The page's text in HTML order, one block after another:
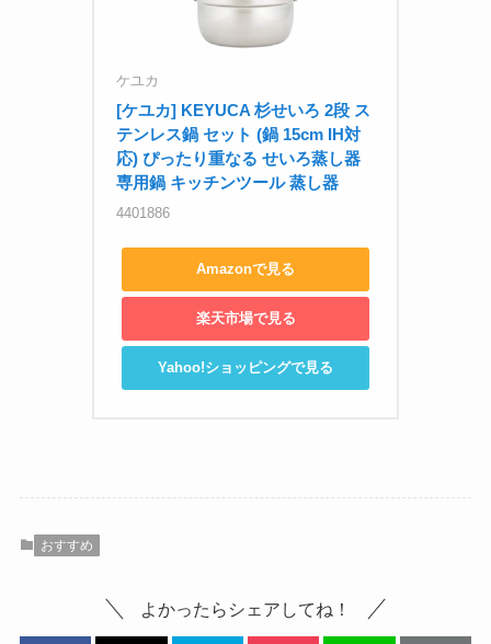
ケユカ
[ケユカ] KEYUCA 杉せいろ 2段 ス
テンレス鍋 セット (鍋 15cm IH対
応) ぴったり重なる せいろ蒸し器
専用鍋 キッチンツール 蒸し器
4401886
Amazonで見る
楽天市場で見る
Yahoo!ショッピングで見る
おすすめ
よかったらシェアしてね！